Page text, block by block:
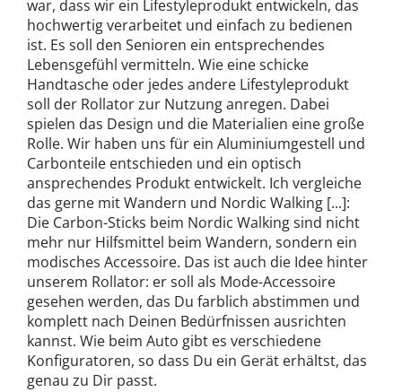
war, dass wir ein Lifestyleprodukt entwickeln, das
hochwertig verarbeitet und einfach zu bedienen
ist. Es soll den Senioren ein entsprechendes
Lebensgefühl vermitteln. Wie eine schicke
Handtasche oder jedes andere Lifestyleprodukt
soll der Rollator zur Nutzung anregen. Dabei
spielen das Design und die Materialien eine große
Rolle. Wir haben uns für ein Aluminiumgestell und
Carbonteile entschieden und ein optisch
ansprechendes Produkt entwickelt. Ich vergleiche
das gerne mit Wandern und Nordic Walking [...]:
Die Carbon-Sticks beim Nordic Walking sind nicht
mehr nur Hilfsmittel beim Wandern, sondern ein
modisches Accessoire. Das ist auch die Idee hinter
unserem Rollator: er soll als Mode-Accessoire
gesehen werden, das Du farblich abstimmen und
komplett nach Deinen Bedürfnissen ausrichten
kannst. Wie beim Auto gibt es verschiedene
Konfiguratoren, so dass Du ein Gerät erhältst, das
genau zu Dir passt.